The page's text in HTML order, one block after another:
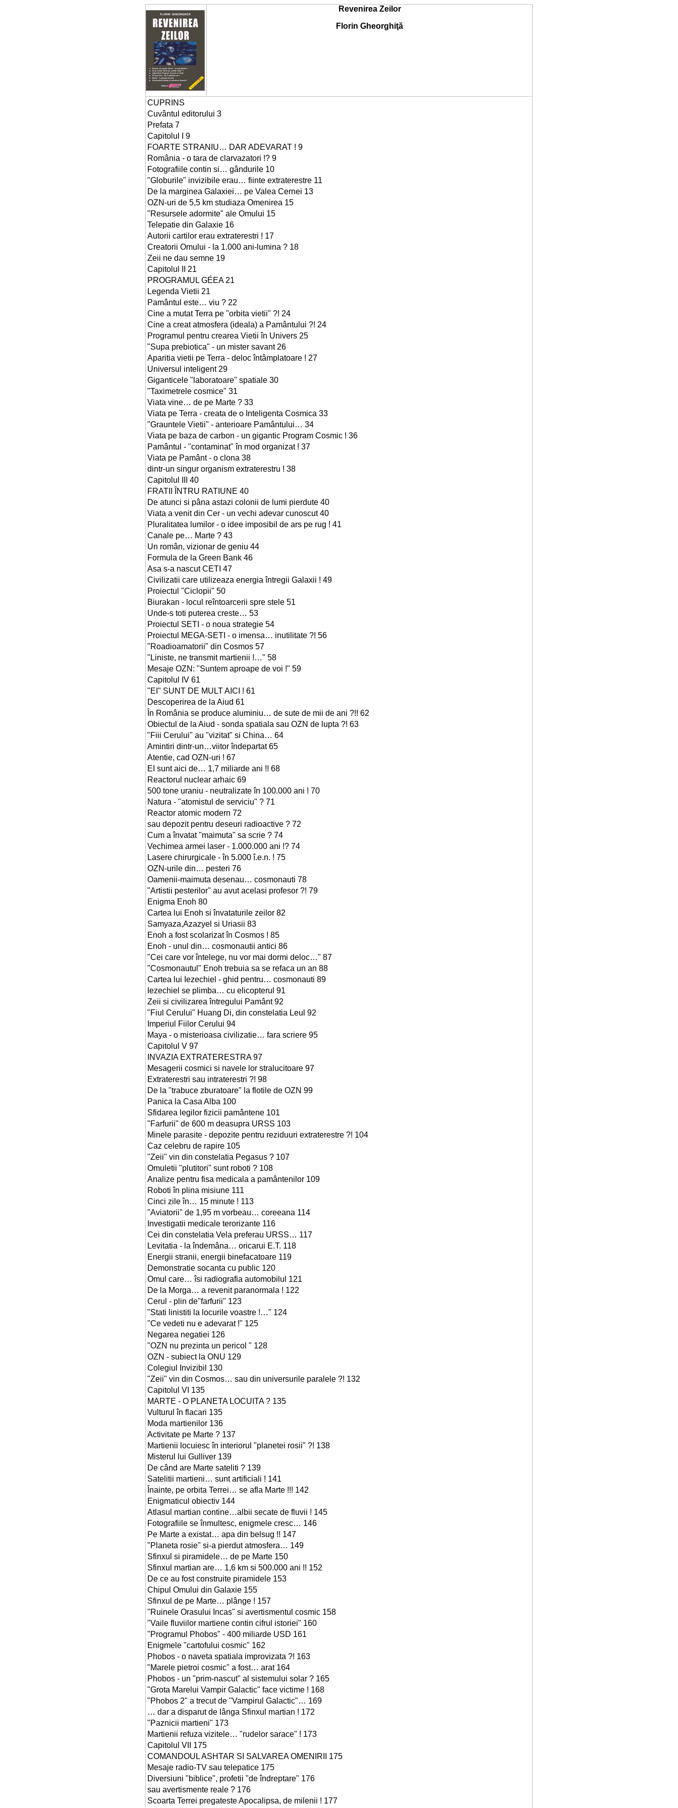
Revenirea Zeilor
Florin Gheorghiţă
CUPRINS
Cuvântul editorului 3
Prefata 7
Capitolul I 9
FOARTE STRANIU… DAR ADEVARAT ! 9
România - o tara de clarvazatori !? 9
Fotografiile contin si… gândurile 10
"Globurile" invizibile erau… fiinte extraterestre 11
De la marginea Galaxiei… pe Valea Cernei 13
OZN-uri de 5,5 km studiaza Omenirea 15
"Resursele adormite" ale Omului 15
Telepatie din Galaxie 16
Autorii cartilor erau extraterestri ! 17
Creatorii Omului - la 1.000 ani-lumina ? 18
Zeii ne dau semne 19
Capitolul II 21
PROGRAMUL GÉEA 21
Legenda Vietii 21
Pamântul este… viu ? 22
Cine a mutat Terra pe "orbita vietii" ?! 24
Cine a creat atmosfera (ideala) a Pamântului ?! 24
Programul pentru crearea Vietii în Univers 25
"Supa prebiotica" - un mister savant 26
Aparitia vietii pe Terra - deloc întâmplatoare ! 27
Universul inteligent 29
Giganticele "laboratoare" spatiale 30
"Taximetrele cosmice" 31
Viata vine… de pe Marte ? 33
Viata pe Terra - creata de o Inteligenta Cosmica 33
"Grauntele Vietii" - anterioare Pamântului… 34
Viata pe baza de carbon - un gigantic Program Cosmic ! 36
Pamântul - "contaminat" în mod organizat ! 37
Viata pe Pamânt - o clona 38
dintr-un singur organism extraterestru ! 38
Capitolul III 40
FRATII ÎNTRU RATIUNE 40
De atunci si pâna astazi colonii de lumi pierdute 40
Viata a venit din Cer - un vechi adevar cunoscut 40
Pluralitatea lumilor - o idee imposibil de ars pe rug ! 41
Canale pe… Marte ? 43
Un român, vizionar de geniu 44
Formula de la Green Bank 46
Asa s-a nascut CETI 47
Civilizatii care utilizeaza energia întregii Galaxii ! 49
Proiectul "Ciclopii" 50
Biurakan - locul reîntoarcerii spre stele 51
Unde-s toti puterea creste… 53
Proiectul SETI - o noua strategie 54
Proiectul MEGA-SETI - o imensa… inutilitate ?! 56
"Roadioamatorii" din Cosmos 57
"Liniste, ne transmit martienii !…" 58
Mesaje OZN: "Suntem aproape de voi !" 59
Capitolul IV 61
"EI" SUNT DE MULT AICI ! 61
Descoperirea de la Aiud 61
În România se produce aluminiu… de sute de mii de ani ?!! 62
Obiectul de la Aiud - sonda spatiala sau OZN de lupta ?! 63
"Fiii Cerului" au "vizitat" si China… 64
Amintiri dintr-un…viitor îndepartat 65
Atentie, cad OZN-uri ! 67
EI sunt aici de… 1,7 miliarde ani !! 68
Reactorul nuclear arhaic 69
500 tone uraniu - neutralizate în 100.000 ani ! 70
Natura - "atomistul de serviciu" ? 71
Reactor atomic modern 72
sau depozit pentru deseuri radioactive ? 72
Cum a învatat "maimuta" sa scrie ? 74
Vechimea armei laser - 1.000.000 ani !? 74
Lasere chirurgicale - în 5.000 î.e.n. ! 75
OZN-urile din… pesteri 76
Oamenii-maimuta desenau… cosmonauti 78
"Artistii pesterilor" au avut acelasi profesor ?! 79
Enigma Enoh 80
Cartea lui Enoh si învataturile zeilor 82
Samyaza,Azazyel si Uriasii 83
Enoh a fost scolarizat în Cosmos ! 85
Enoh - unul din… cosmonautii antici 86
"Cei care vor întelege, nu vor mai dormi deloc…" 87
"Cosmonautul" Enoh trebuia sa se refaca un an 88
Cartea lui Iezechiel - ghid pentru… cosmonauti 89
Iezechiel se plimba… cu elicopterul 91
Zeii si civilizarea întregului Pamânt 92
"Fiul Cerului" Huang Di, din constelatia Leul 92
Imperiul Fiilor Cerului 94
Maya - o misterioasa civilizatie… fara scriere 95
Capitolul V 97
INVAZIA EXTRATERESTRA 97
Mesagerii cosmici si navele lor stralucitoare 97
Extraterestri sau intraterestri ?! 98
De la "trabuce zburatoare" la flotile de OZN 99
Panica la Casa Alba 100
Sfidarea legilor fizicii pamântene 101
"Farfurii" de 600 m deasupra URSS 103
Minele parasite - depozite pentru reziduuri extraterestre ?! 104
Caz celebru de rapire 105
"Zeii" vin din constelatia Pegasus ? 107
Omuletii "plutitori" sunt roboti ? 108
Analize pentru fisa medicala a pamântenilor 109
Roboti în plina misiune 111
Cinci zile în… 15 minute ! 113
"Aviatorii" de 1,95 m vorbeau… coreeana 114
Investigatii medicale terorizante 116
Cei din constelatia Vela preferau URSS… 117
Levitatia - la îndemâna… oricarui E.T. 118
Energii stranii, energii binefacatoare 119
Demonstratie socanta cu public 120
Omul care… îsi radiografia automobilul 121
De la Morga… a revenit paranormala ! 122
Cerul - plin de"farfurii" 123
"Stati linistiti la locurile voastre !…" 124
"Ce vedeti nu e adevarat !" 125
Negarea negatiei 126
"OZN nu prezinta un pericol " 128
OZN - subiect la ONU 129
Colegiul Invizibil 130
"Zeii" vin din Cosmos… sau din universurile paralele ?! 132
Capitolul VI 135
MARTE - O PLANETA LOCUITA ? 135
Vulturul în flacari 135
Moda martienilor 136
Activitate pe Marte ? 137
Martienii locuiesc în interiorul "planetei rosii" ?! 138
Misterul lui Gulliver 139
De când are Marte sateliti ? 139
Satelitii martieni… sunt artificiali ! 141
Înainte, pe orbita Terrei… se afla Marte !!! 142
Enigmaticul obiectiv 144
Atlasul martian contine…albii secate de fluvii ! 145
Fotografiile se înmultesc, enigmele cresc… 146
Pe Marte a existat… apa din belsug !! 147
"Planeta rosie" si-a pierdut atmosfera… 149
Sfinxul si piramidele… de pe Marte 150
Sfinxul martian are… 1,6 km si 500.000 ani !! 152
De ce au fost construite piramidele 153
Chipul Omului din Galaxie 155
Sfinxul de pe Marte… plânge ! 157
"Ruinele Orasului Incas" si avertismentul cosmic 158
"Vaile fluviilor martiene contin cifrul istoriei" 160
"Programul Phobos" - 400 miliarde USD 161
Enigmele "cartofului cosmic" 162
Phobos - o naveta spatiala improvizata ?! 163
"Marele pietroi cosmic" a fost… arat 164
Phobos - un "prim-nascut" al sistemului solar ? 165
"Grota Marelui Vampir Galactic" face victime ! 168
"Phobos 2" a trecut de "Vampirul Galactic"… 169
… dar a disparut de lânga Sfinxul martian ! 172
"Paznicii martieni" 173
Martienii refuza vizitele… "rudelor sarace" ! 173
Capitolul VII 175
COMANDOUL ASHTAR SI SALVAREA OMENIRII 175
Mesaje radio-TV sau telepatice 175
Diversiuni "biblice", profetii "de îndreptare" 176
sau avertismente reale ? 176
Scoarta Terrei pregateste Apocalipsa, de milenii ! 177